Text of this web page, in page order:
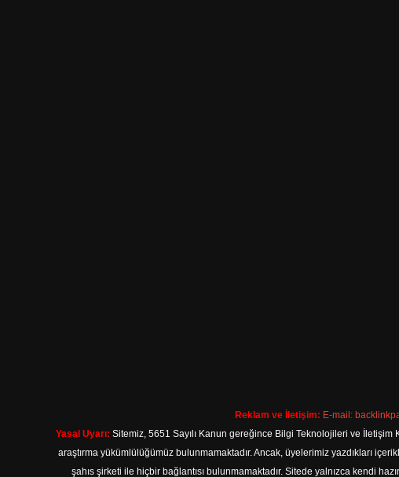
Reklam ve İletişim: E-mail:
Yasal Uyarı: Sitemiz, 5651 Sayılı Kanun gereğince Bilgi Teknolojileri ve
araştırma yükümlülüğümüz bulunmamaktadır. Ancak, üyelerimiz yazdıkları
şahıs şirketi ile hiçbir bağlantısı bulunmamaktadır. Sitede yalnızca kendi